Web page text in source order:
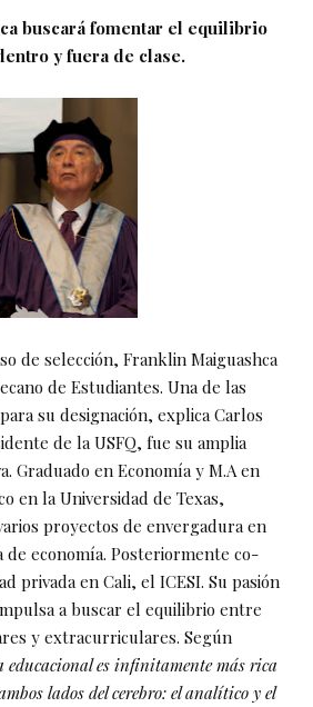
buscará fomentar el equilibrio
y fuera de clase.
de selección, Franklin Maiguashca
de Estudiantes. Una de las
su designación, explica Carlos
de la USFQ, fue su amplia
Graduado en Economía y M.A en
en la Universidad de Texas,
proyectos de envergadura en
de economía. Posteriormente co-
privada en Cali, el ICESI. Su pasión
a buscar el equilibrio entre
y extracurriculares. Según
educacional es infinitamente más rica
lados del cerebro: el analítico y el